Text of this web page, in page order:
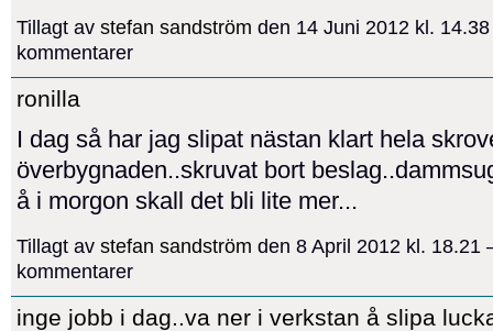
Tillagt av stefan sandström den 14 Juni 2012 kl.
kommentarer
ronilla
I dag så har jag slipat nästan klart hela
överbygnaden..skruvat bort
å i morgon skall det bli lite mer...
Tillagt av stefan sandström den 8 April 2012 kl. 18.21
kommentarer
inge jobb i dag..va ner i verkstan å slipa